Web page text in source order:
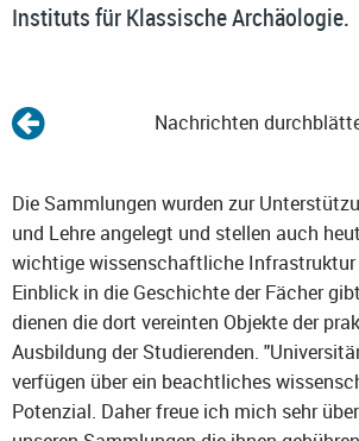
Instituts für Klassische Archäologie.
Nachrichten
Die Sammlungen wurden zur
und Lehre angelegt und stellen auch
wichtige wissenschaftliche Infrastruktur
Einblick in die Geschichte der Fächer
dienen die dort vereinten Objekte der
Ausbildung der Studierenden.
verfügen über ein beachtliches
Potenzial. Daher freue ich mich sehr